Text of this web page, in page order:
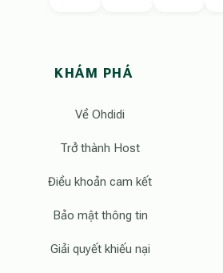
KHÁM PHÁ
Về Ohdidi
Trở thành Host
Điều khoản cam kết
Bảo mật thông tin
Giải quyết khiếu nại